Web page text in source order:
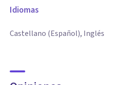
Idiomas
Castellano (Español), Inglés